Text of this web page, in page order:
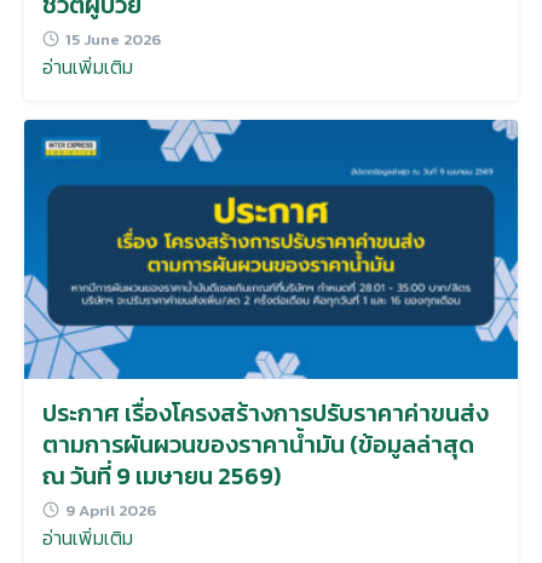
15 June 2026
อ่านเพิ่มเติม
ประกาศ เรื่องโครงสร้างการปรับราคาค่าขนส่ง
ตามการผันผวนของราคาน้ำมัน (ข้อมูลล่าสุด
ณ วันที่ 9 เมษายน 2569)
9 April 2026
อ่านเพิ่มเติม